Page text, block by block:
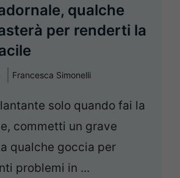
qualche
per renderti la
Francesca Simonelli
solo quando fai la
commetti un grave
qualche goccia per
problemi in ...